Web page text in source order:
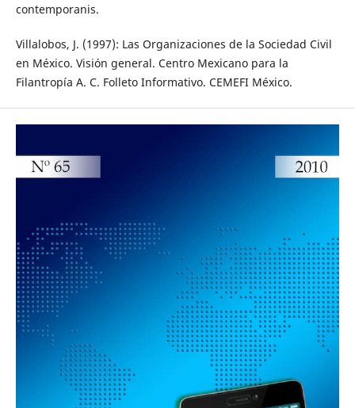
contemporanis.
Villalobos, J. (1997): Las Organizaciones de la Sociedad Civil
en México. Visión general. Centro Mexicano para la
Filantropía A. C. Folleto Informativo. CEMEFI México.